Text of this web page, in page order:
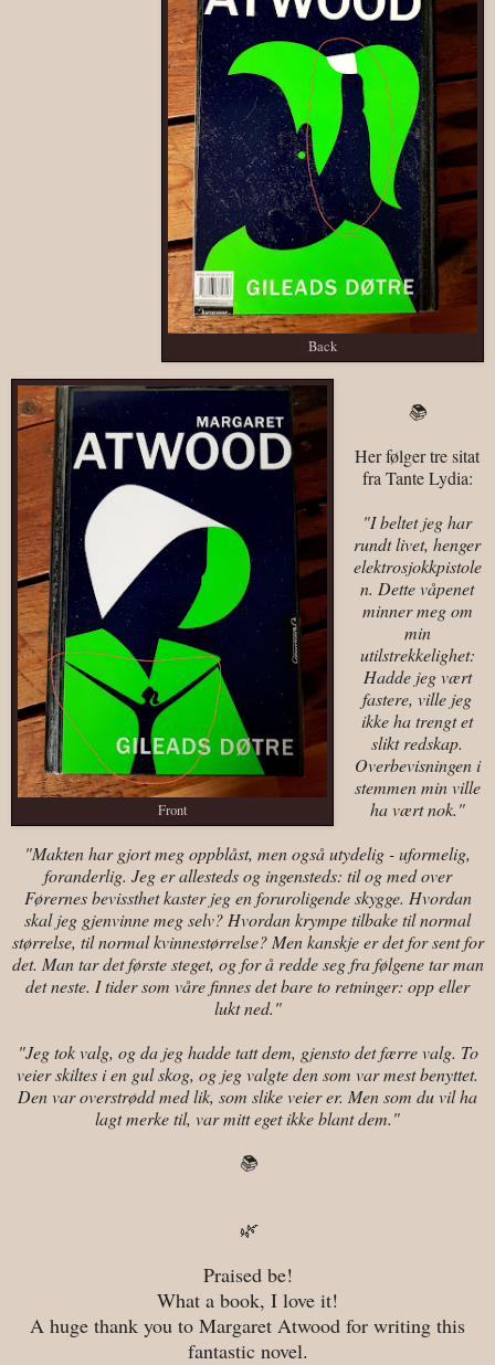
Back
Front
📚
Her følger tre sitat
fra Tante Lydia:
"I beltet jeg har
rundt livet, henger
elektrosjokkpistole
n. Dette våpenet
minner meg om
min
utilstrekkelighet:
Hadde jeg vært
fastere, ville jeg
ikke ha trengt et
slikt redskap.
Overbevisningen i
stemmen min ville
ha vært nok."
"Makten har gjort meg oppblåst, men også utydelig - uformelig,
foranderlig. Jeg er allesteds og ingensteds: til og med over
Førernes bevissthet kaster jeg en foruroligende skygge. Hvordan
skal jeg gjenvinne meg selv? Hvordan krympe tilbake til normal
størrelse, til normal kvinnestørrelse? Men kanskje er det for sent for
det. Man tar det første steget, og for å redde seg fra følgene tar man
det neste. I tider som våre finnes det bare to retninger: opp eller
lukt ned."
"Jeg tok valg, og da jeg hadde tatt dem, gjensto det færre valg. To
veier skiltes i en gul skog, og jeg valgte den som var mest benyttet.
Den var overstrødd med lik, som slike veier er. Men som du vil ha
lagt merke til, var mitt eget ikke blant dem."
📚
🌿
Praised be!
What a book, I love it!
A huge thank you to Margaret Atwood for writing this
fantastic novel.